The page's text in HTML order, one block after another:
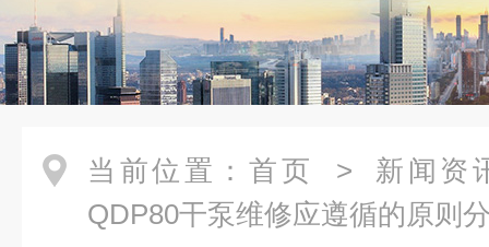
当前位置： 首页 > 新闻资
QDP80干泵维修应遵循的原则